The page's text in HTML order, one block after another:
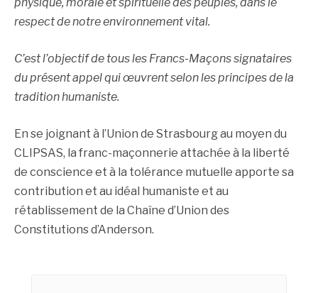
respect de notre environnement vital.
C’est l’objectif de tous les Francs-Maçons signataires
du présent appel qui œuvrent selon les principes de la
tradition humaniste.
En se joignant à l’Union de Strasbourg au moyen du
CLIPSAS, la franc-maçonnerie attachée à la liberté
de conscience et à la tolérance mutuelle apporte sa
contribution et au idéal humaniste et au
rétablissement de la Chaîne d’Union des
Constitutions d’Anderson.